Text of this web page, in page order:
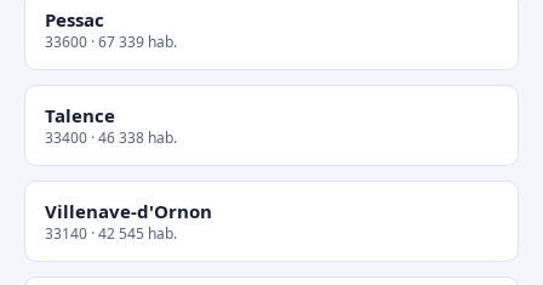
Pessac
33600 · 67 339 hab.
Talence
33400 · 46 338 hab.
Villenave-d'Ornon
33140 · 42 545 hab.